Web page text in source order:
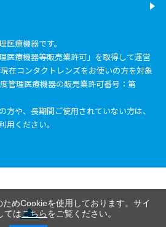
医療機器です。
医療機器等販売業許可」を取得して運営
在コンタクトレンズをお使いの方を対象
管理医療機器の販売業許可番号：第
方や、長期間ご使用されていない方は、
用ください。
めCookieを使用しております。サイ
てはこちらをご覧ください。